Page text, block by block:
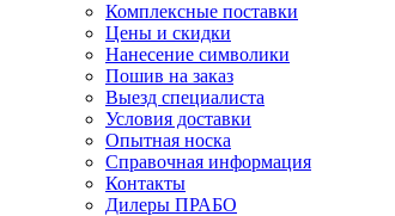
Комплексные поставки
Цены и скидки
Нанесение символики
Пошив на заказ
Выезд специалиста
Условия доставки
Опытная носка
Справочная информация
Контакты
Дилеры ПРАБО